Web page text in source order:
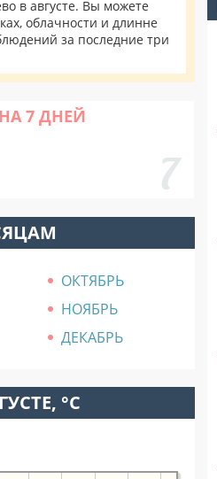
в августе. Вы можете
облачности и длинне
за последние три
7 ДНЕЙ
ОКТЯБРЬ
НОЯБРЬ
ДЕКАБРЬ
°C